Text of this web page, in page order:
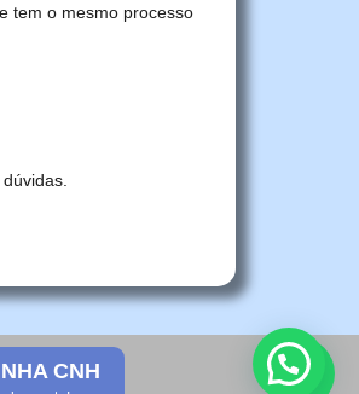
tem o mesmo processo
CNH